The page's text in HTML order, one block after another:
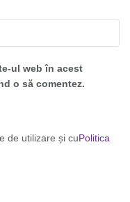
ul web în acest
o să comentez.
de utilizare și cuPolitica